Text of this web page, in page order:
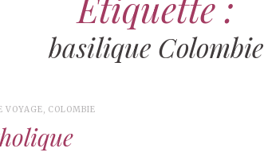
basilique Colombie
VOYAGE, COLOMBIE